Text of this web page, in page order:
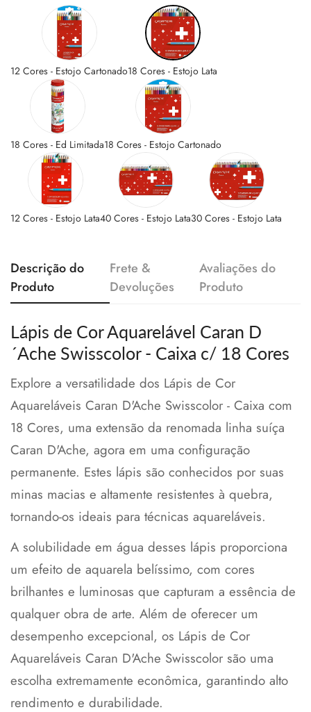
12 Cores - Estojo Cartonado18 Cores - Estojo Lata
18 Cores - Ed Limitada18 Cores - Estojo Cartonado
12 Cores - Estojo Lata40 Cores - Estojo Lata30 Cores - Estojo Lata
Descrição do
Produto
Frete &
Devoluções
Avaliações do
Produto
Lápis de Cor Aquarelável Caran D
´Ache Swisscolor - Caixa c/ 18 Cores
Explore a versatilidade dos Lápis de Cor
Aquareláveis Caran D'Ache Swisscolor - Caixa com
18 Cores, uma extensão da renomada linha suíça
Caran D'Ache, agora em uma configuração
permanente. Estes lápis são conhecidos por suas
minas macias e altamente resistentes à quebra,
tornando-os ideais para técnicas aquareláveis.
A solubilidade em água desses lápis proporciona
um efeito de aquarela belíssimo, com cores
brilhantes e luminosas que capturam a essência de
qualquer obra de arte. Além de oferecer um
desempenho excepcional, os Lápis de Cor
Aquareláveis Caran D'Ache Swisscolor são uma
escolha extremamente econômica, garantindo alto
rendimento e durabilidade.